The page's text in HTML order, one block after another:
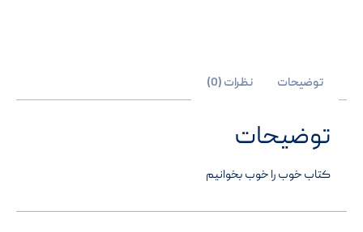
توضیحات نظرات (0)
توضیحات
کتاب خوب را خوب بخوانیم